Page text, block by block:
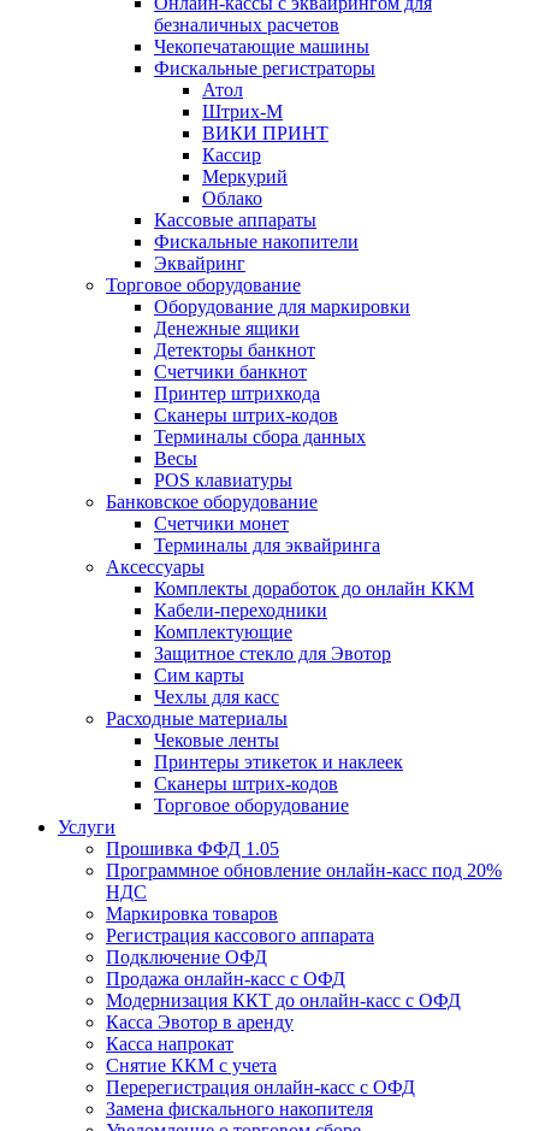
безналичных расчетов
Чекопечатающие машины
Фискальные регистраторы
Атол
Штрих-М
ВИКИ ПРИНТ
Кассир
Меркурий
Облако
Кассовые аппараты
Фискальные накопители
Эквайринг
Торговое оборудование
Оборудование для маркировки
Денежные ящики
Детекторы банкнот
Счетчики банкнот
Принтер штрихкода
Сканеры штрих-кодов
Терминалы сбора данных
Весы
POS клавиатуры
Банковское оборудование
Счетчики монет
Терминалы для эквайринга
Аксессуары
Комплекты доработок до онлайн ККМ
Кабели-переходники
Комплектующие
Защитное стекло для Эвотор
Сим карты
Чехлы для касс
Расходные материалы
Чековые ленты
Принтеры этикеток и наклеек
Сканеры штрих-кодов
Торговое оборудование
Услуги
Прошивка ФФД 1.05
Программное обновление онлайн-касс под 20%
НДС
Маркировка товаров
Регистрация кассового аппарата
Подключение ОФД
Продажа онлайн-касс с ОФД
Модернизация ККТ до онлайн-касс с ОФД
Касса Эвотор в аренду
Касса напрокат
Снятие ККМ с учета
Перерегистрация онлайн-касс с ОФД
Замена фискального накопителя